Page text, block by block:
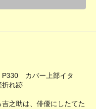
カバー上部イタ
れ跡
吉之助は、俳優にしたてた